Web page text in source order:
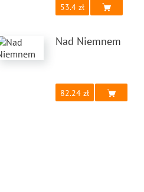
53.4
Nad Niemnem
82.24